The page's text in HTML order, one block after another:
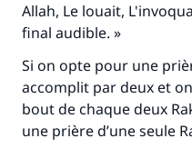
Allah, Le louait,
final audible. »
Si on opte pour une
accomplit par deux et
bout de chaque deux
une prière d’une seule